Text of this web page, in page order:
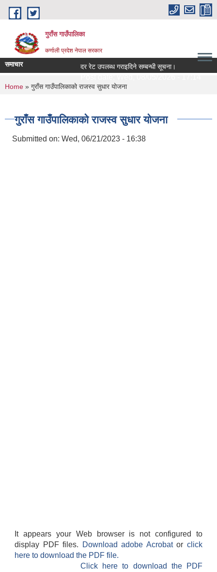
Skip to main content
गुराँस गाउँपालिका
कर्णाली प्रदेश नेपाल सरकार
समाचार दर रेट उपलब्ध गराइदिने सम्बन्धी सूचना।
You are here
Home » गुराँस गाउँपालिकाको राजस्व सुधार योजना
गुराँस गाउँपालिकाको राजस्व सुधार योजना
Submitted on: Wed, 06/21/2023 - 16:38
It appears your Web browser is not configured to
display PDF files.
Download adobe Acrobatorclick
here to download the PDF file.
Click here to download the PDF